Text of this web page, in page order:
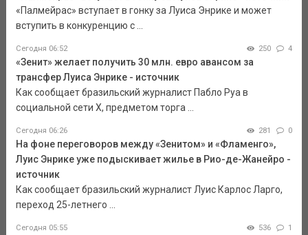
«Палмейрас» вступает в гонку за Луиса Энрике и может
вступить в конкуренцию с ...
Сегодня 06:52 250 4
«Зенит» желает получить 30 млн. евро авансом за
трансфер Луиса Энрике - источник
Как сообщает бразильский журналист Пабло Руа в
социальной сети Х, предметом торга ...
Сегодня 06:26 281 0
На фоне переговоров между «Зенитом» и «Фламенго»,
Луис Энрике уже подыскивает жилье в Рио-де-Жанейро -
источник
Как сообщает бразильский журналист Луис Карлос Ларго,
переход 25-летнего ...
Сегодня 05:55 536 1